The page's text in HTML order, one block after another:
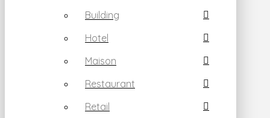
Building
Hotel
Maison
Restaurant
Retail